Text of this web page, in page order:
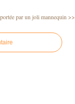
par un joli mannequin >>